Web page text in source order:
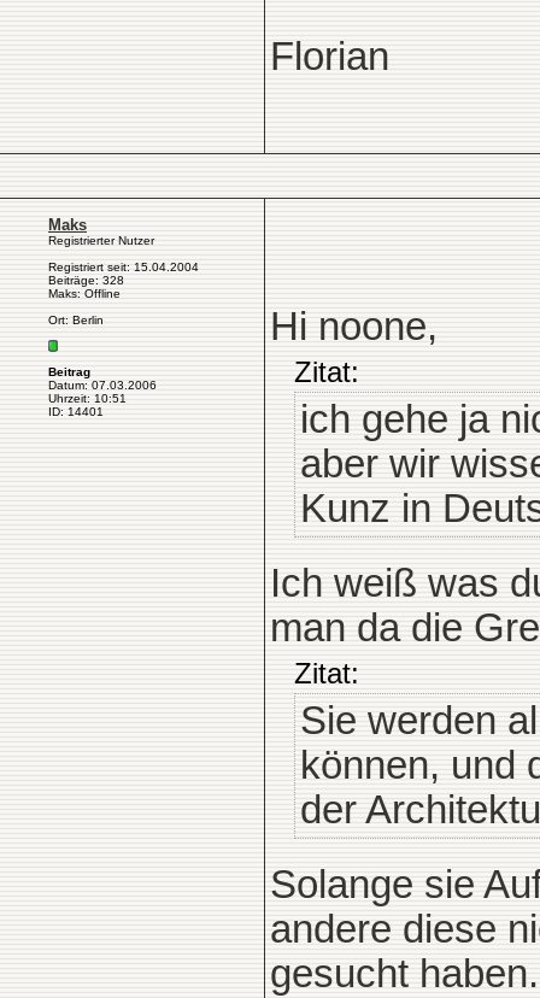
Florian
Maks
Registrierter Nutzer
Registriert seit: 15.04.2004
Beiträge: 328
Maks: Offline
Ort: Berlin
Beitrag
Datum: 07.03.2006
Uhrzeit: 10:51
ID: 14401
Hi noone,
Zitat:
ich gehe ja
aber wir
Kunz in
Ich weiß was
man da die
Zitat:
Sie werden
können, und
der
Solange sie
andere diese
gesucht